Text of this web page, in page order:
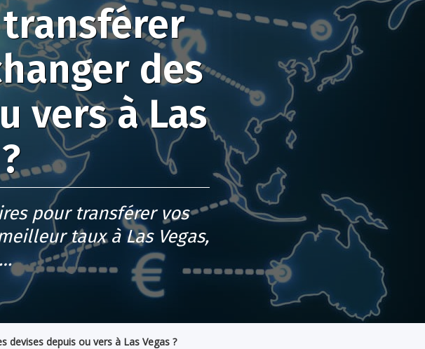
des
vers à Las
pour transférer vos
taux à Las Vegas,
devises depuis ou vers à Las Vegas ?